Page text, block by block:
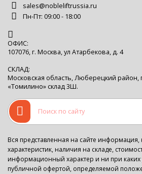
sales@nobleliftrussia.ru
Пн-Пт: 09:00 - 18:00
ОФИС:
107076, г. Москва, ул Атарбекова, д. 4
СКЛАД:
Московская область, Люберецкий район,
«Томилино» склад 3Ш.
Вся представленная на сайте информация,
характеристик, наличия на складе,
информационный характер и ни при каких
публичной офертой, определяемой